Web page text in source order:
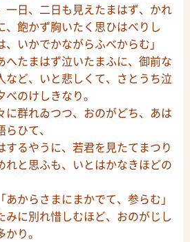
一日、二日も見えたまはず、かれ
、飽かず胸いたく思ひはべりし
いかでかながらふべからむ」
たまはず泣いたまふに、御前な
など、いと悲しくて、さとうち泣
のけしきなり。
群れゐつつ、おのがどち、あは
ひて、
るやうに、若君を見たてまつり
れと思ふも、いとはかなきほどの
からさまにまかでて、参らむ」
みに別れ惜しむほど、おのがじし
り。